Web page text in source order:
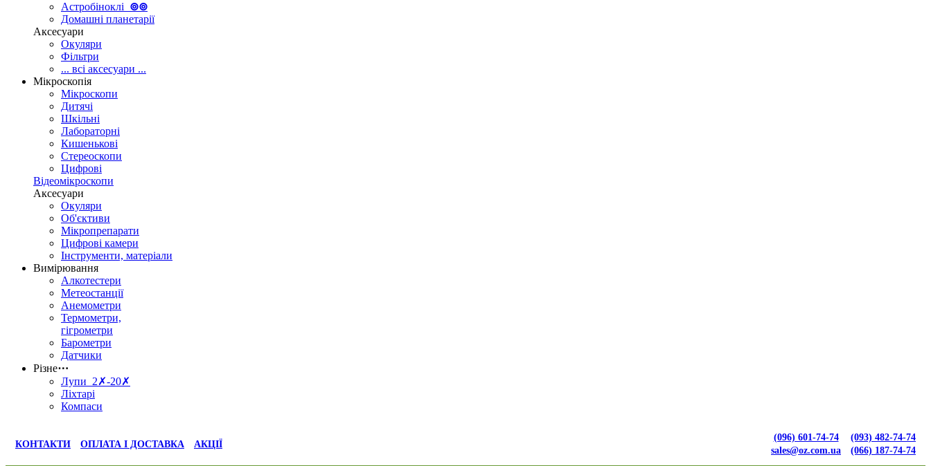
Астробіноклі ⊚⊚
Домашні планетарії
Аксесуари
Окуляри
Фільтри
... всі аксесуари ...
Мікроскопія
Мікроскопи
Дитячі
Шкільні
Лабораторні
Кишенькові
Стереоскопи
Цифрові
Відеомікроскопи
Аксесуари
Окуляри
Об'єктиви
Мікропрепарати
Цифрові камери
Інструменти, матеріали
Вимірювання
Алкотестери
Метеостанції
Анемометри
Термометри,
гігрометри
Барометри
Датчики
Різне⋯
Лупи 2✗-20✗
Ліхтарі
Компаси
КОНТАКТИ ОПЛАТА І ДОСТАВКА АКЦІЇ
(096) 601-74-74
sales@oz.com.ua
(093) 482-74-74
(066) 187-74-74